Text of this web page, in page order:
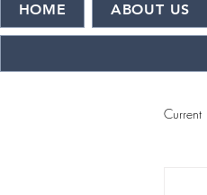
HOME ABOUT US
Current